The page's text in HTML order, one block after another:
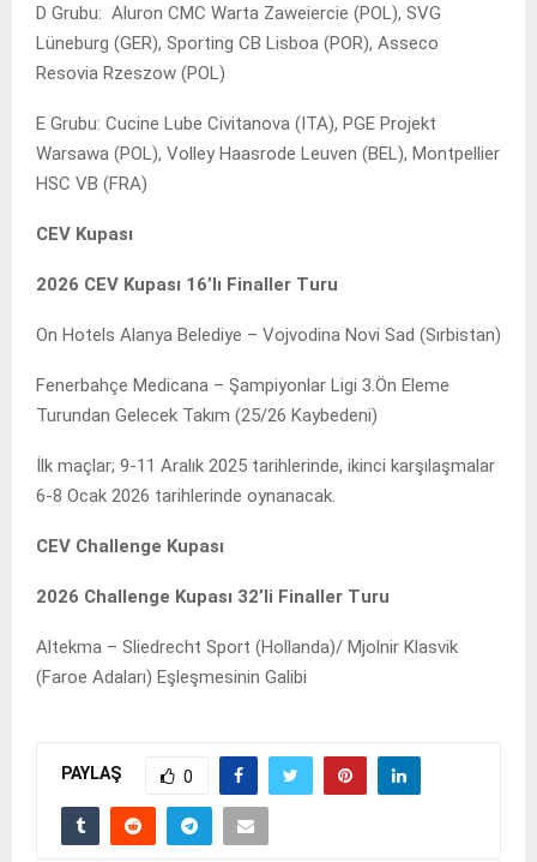
D Grubu: Aluron CMC Warta Zaweiercie (POL), SVG
Lüneburg (GER), Sporting CB Lisboa (POR), Asseco
Resovia Rzeszow (POL)
E Grubu: Cucine Lube Civitanova (ITA), PGE Projekt
Warsawa (POL), Volley Haasrode Leuven (BEL), Montpellier
HSC VB (FRA)
CEV Kupası
2026 CEV Kupası 16’lı Finaller Turu
On Hotels Alanya Belediye – Vojvodina Novi Sad (Sırbistan)
Fenerbahçe Medicana – Şampiyonlar Ligi 3.Ön Eleme
Turundan Gelecek Takım (25/26 Kaybedeni)
İlk maçlar; 9-11 Aralık 2025 tarihlerinde, ikinci karşılaşmalar
6-8 Ocak 2026 tarihlerinde oynanacak.
CEV Challenge Kupası
2026 Challenge Kupası 32’li Finaller Turu
Altekma – Sliedrecht Sport (Hollanda)/ Mjolnir Klasvik
(Faroe Adaları) Eşleşmesinin Galibi
PAYLAŞ 0